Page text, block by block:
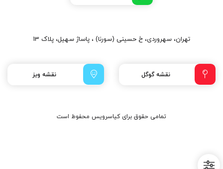
تهران، سهروردی، خ حسینی (سورنا) ، پاساژ سهیل، پلاک 13
نقشه گوگل نقشه ویز
تمامی حقوق برای کیاسرویس محفوط است